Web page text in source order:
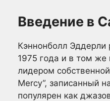
Введение в
Кэннонболл Эддерли
1975 года и в том
лидером
Mercy”, записанный
популярен как